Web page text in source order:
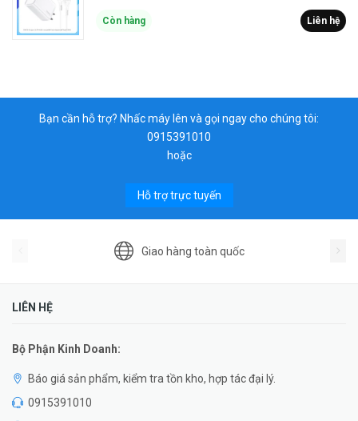
Còn hàng Liên hệ
Bạn cần hỗ trợ? Nhấc máy lên và gọi ngay cho chúng tôi:
0915391010
hoặc
Hỗ trợ trực tuyến
Giao hàng toàn quốc
LIÊN HỆ
Bộ Phận Kinh Doanh:
Báo giá sản phẩm, kiểm tra tồn kho, hợp tác đại lý.
0915391010